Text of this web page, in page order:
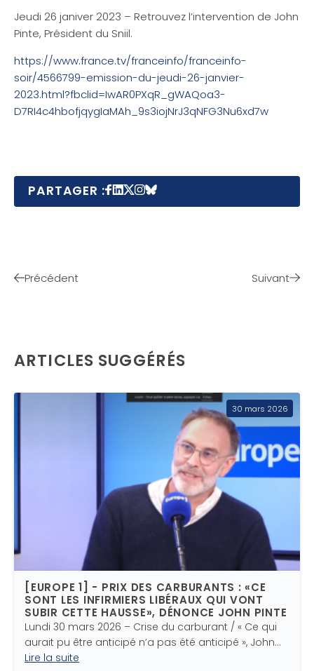
Jeudi 26 janiver 2023 – Retrouvez l’intervention de John
Pinte, Président du Sniil.
https://www.france.tv/franceinfo/franceinfo-
soir/4566799-emission-du-jeudi-26-janvier-
2023.html?fbclid=IwAR0PXqR_gWAQoa3-
D7RI4c4hbofjqygIaMAh_9s3iojNrJ3qNFG3Nu6xd7w
PARTAGER :
Précédent Suivant
ARTICLES SUGGÉRÉS
30 mars 2026
[EUROPE 1] - PRIX DES CARBURANTS : «CE
SONT LES INFIRMIERS LIBÉRAUX QUI VONT
SUBIR CETTE HAUSSE», DÉNONCE JOHN PINTE
Lundi 30 mars 2026 – Crise du carburant / « Ce qui
aurait pu être anticipé n’a pas été anticipé », John…
Lire la suite